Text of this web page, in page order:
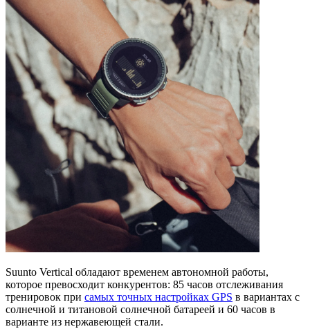
Suunto Vertical обладают временем автономной работы,
которое превосходит конкурентов: 85 часов отслеживания
тренировок при самых точных настройках GPS в вариантах с
солнечной и титановой солнечной батареей и 60 часов в
варианте из нержавеющей стали.